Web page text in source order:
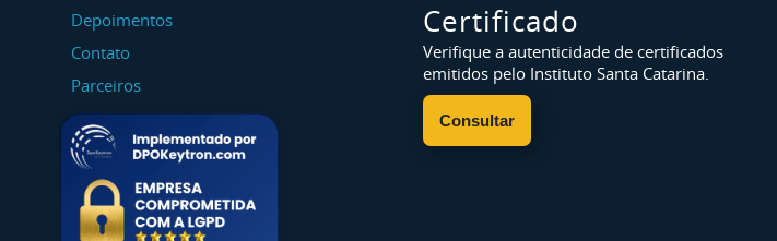
Depoimentos
Contato
Parceiros
Certificado
Verifique a autenticidade de certificados
emitidos pelo Instituto Santa Catarina.
Consultar